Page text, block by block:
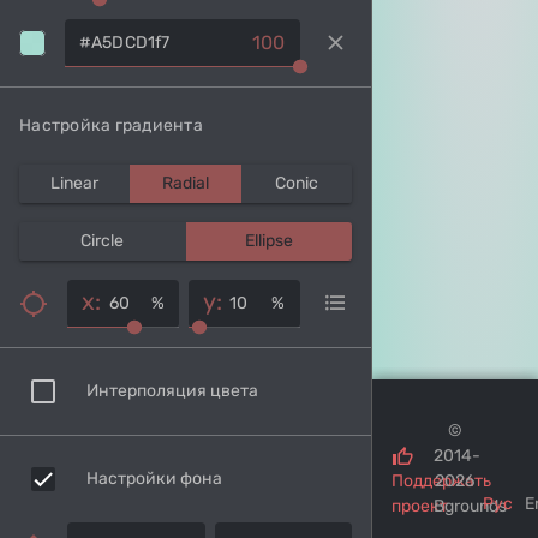
100 clear
Настройка градиента
Linear Radial Conic
Circle Ellipse
x: % y: %
Интерполяция цвета
Настройки фона
Поддержать
проект
©
2014-
2026
Bgrounds
Рус